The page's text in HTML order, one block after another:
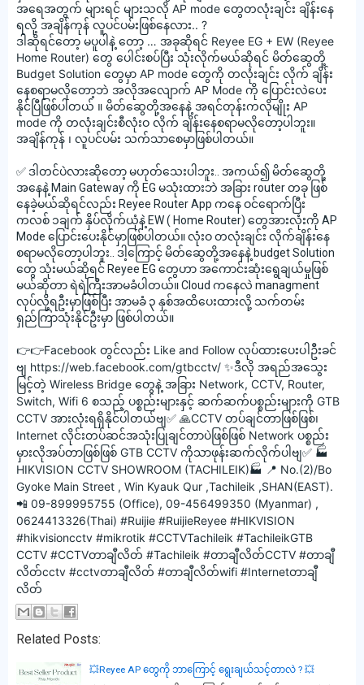
အရေအတွက် များရင် များသလို AP mode တွေတလုံးချင်း ချိန်းနေ
ရလို့ အချိန်ကုန် လူပင်ပမ်းဖြစ်နေလား.. ?
ဒါဆိုရင်တော့ မပူပါနဲ့ တော့ … အခုဆိုရင် Reyee EG + EW (Reyee
Home Router) တွေ ပေါင်းစပ်ပြီး သုံးလိုက်မယ်ဆိုရင် မိတ်ဆွေတို့
Budget Solution တွေမှာ AP mode တွေကို တလုံးချင်း လိုက် ချိန်း
နေစရာမလိုတော့ဘဲ အလိုအလျောက် AP Mode ကို ပြောင်းလဲပေး
နိုင်ပြီဖြစ်ပါတယ် ။ မိတ်ဆွေတို့အနေနဲ့ အရင်တုန်းကလိုမျိုး AP
mode ကို တလုံးချင်းစီလုံးဝ လိုက် ချိန်းနေစရာမလိုတော့ပါဘူး။
အချိန်ကုန် ၊ လူပင်ပမ်း သက်သာစေမှာဖြစ်ပါတယ်။
✅ ဒါတင်ပဲလားဆိုတော့ မဟုတ်သေးပါဘူး.. အကယ်၍ မိတ်ဆွေတို့
အနေနဲ့ Main Gateway ကို EG မသုံးထားဘဲ အခြား router တခု ဖြစ်
နေခဲ့မယ်ဆိုရင်လည်း Reyee Router App ကနေ ဝင်ရောက်ပြီး
ကလစ် ၁ချက် နှိပ်လိုက်ယုံနဲ့ EW ( Home Router) တွေအားလုံးကို AP
Mode ပြောင်းပေးနိုင်မှာဖြစ်ပါတယ်။ လုံးဝ တလုံးချင်း လိုက်ချိန်းနေ
စရာမလိုတော့ပါဘူး.. ဒါ့ကြောင့် မိတ်ဆွေတို့အနေနဲ့ budget Solution
တွေ သုံးမယ်ဆိုရင် Reyee EG တွေဟာ အကောင်းဆုံးရွေချယ်မှုဖြစ်
မယ်ဆိုတာ ရဲရဲကြီးအာမခံပါတယ်။ Cloud ကနေလဲ managment
လုပ်လို့ရဦးမှာဖြစ်ပြီး အာမခံ ၃ နှစ်အထိပေးထားလို့ သက်တမ်း
ရှည်ကြာသုံးနိုင်ဦးမှာ ဖြစ်ပါတယ်။
👉👉Facebook တွင်လည်း Like and Follow လုပ်ထားပေးပါဦးခင်
ဗျ https://web.facebook.com/gtbcctv/ ✨ဒီလို အရည်အသွေး
မြင့်တဲ့ Wireless Bridge တွေနဲ့ အခြား Network, CCTV, Router,
Switch, Wifi 6 စသည့် ပစ္စည်းများနှင့် ဆက်ဆက်ပစ္စည်းများကို GTB
CCTV အားလုံးရရှိနိုင်ပါတယ်ဗျ✅ 🙏CCTV တပ်ချင်တာဖြစ်ဖြစ်၊
Internet လိုင်းတပ်ဆင်အသုံးပြုချင်တာပဲဖြစ်ဖြစ် Network ပစ္စည်း
မှားလိုအပ်တာဖြစ်ဖြစ် GTB CCTV ကိုသာဖုန်းဆက်လိုက်ပါဗျ✅ 🏭
HIKVISION CCTV SHOWROOM (TACHILEIK)🏭 📍 No.(2)/Bo
Gyoke Main Street , Win Kyauk Qur ,Tachileik ,SHAN(EAST).
📲 09-899995755 (Office), 09-456499350 (Myanmar) ,
0624413326(Thai) #Ruijie #RuijieReyee #HIKVISION
#hikvisioncctv #mikrotik #CCTVTachileik #TachileikGTB
CCTV #CCTVတာချီလိတ် #Tachileik #တာချီလိတ်CCTV #တာချီ
လိတ်cctv #cctvတာချီလိတ် #တာချီလိတ်wifi #Internetတာချီ
လိတ်
Related Posts:
💥Reyee AP တွေကို ဘာကြောင့် ရွေးချယ်သင့်တာလဲ ? 💥